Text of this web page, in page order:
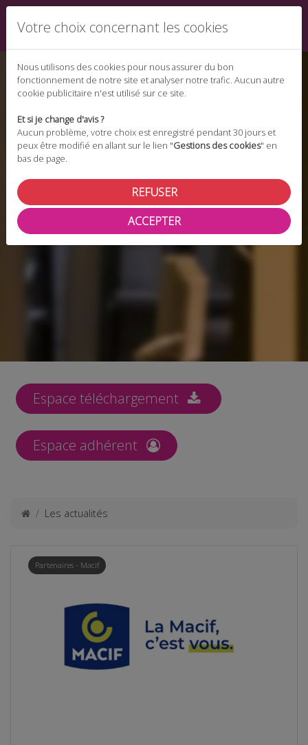
LISTE DESARTICLES
Espace téléchargement
Espace adhérent
Les actualités
Partenaires - Macif
Votre choix concernant les cookies
Nous utilisons des cookies pour nous assurer du bon
fonctionnement de notre site et analyser notre trafic. Aucun autre
cookie publicitaire n'est utilisé sur ce site.
Et si je change d'avis ?
Aucun problème, votre choix est enregistré pendant 30 jours et
peux être modifié en allant sur le lien "Gestions des cookies" en
bas de page.
REFUSER
ACCEPTER